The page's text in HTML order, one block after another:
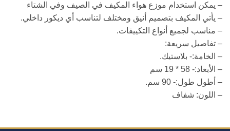
– يمكن استخدام موزع هواء المكيف في الصيف وفي الشتاء
– يأتي المكيف بتصميم أنيق ومختلف لتناسب أي ديكور داخلي.
– مناسب لجميع أنواع التكييفات.
– تفاصيل سريعة:
– الخامة:- بلاستيك.
– الأبعاد:- 58 * 19 سم
– أطول طول:- 90 سم.
– اللون: شفاف